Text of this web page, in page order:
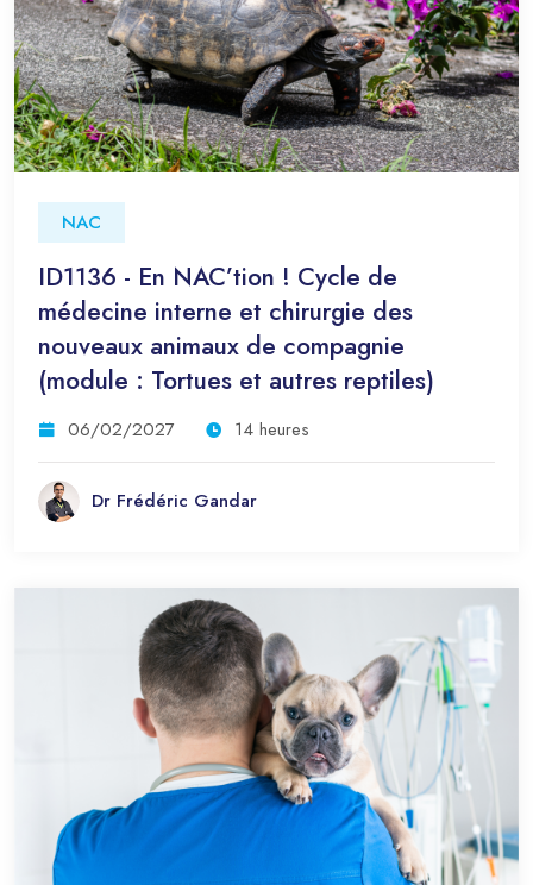
NAC
ID1136 - En NAC’tion ! Cycle de
médecine interne et chirurgie des
nouveaux animaux de compagnie
(module : Tortues et autres reptiles)
06/02/2027 14 heures
Dr Frédéric Gandar